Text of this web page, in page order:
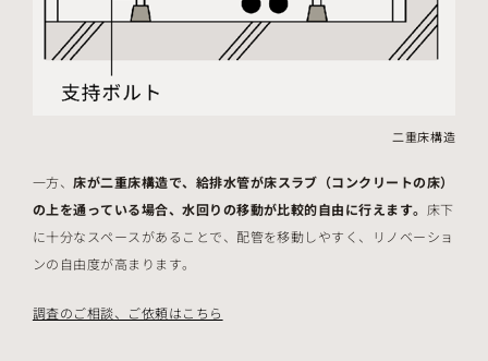
二重床構造
一方、床が二重床構造で、給排水管が床スラブ（コンクリートの床）
の上を通っている場合、水回りの移動が比較的自由に行えます。 床下
に十分なスペースがあることで、配管を移動しやすく、リノベーショ
ンの自由度が高まります。
調査のご相談、ご依頼はこちら